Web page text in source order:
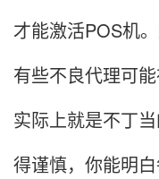
才能激活POS机
有些不良代理可
实际上就是不丁
得谨慎，你能明